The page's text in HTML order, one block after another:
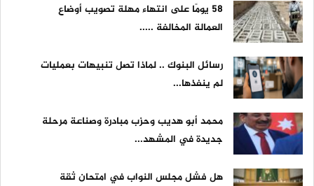
58 يومًا على انتهاء مهلة تصويب أوضاع
العمالة المخالفة .....
رسائل البنوك .. لماذا تصل تنبيهات بعمليات
لم ينفذها...
محمد أبو هديب وحزب مبادرة وصناعة مرحلة
جديدة في المشهد...
هل فشل مجلس النواب في امتحان ثقة